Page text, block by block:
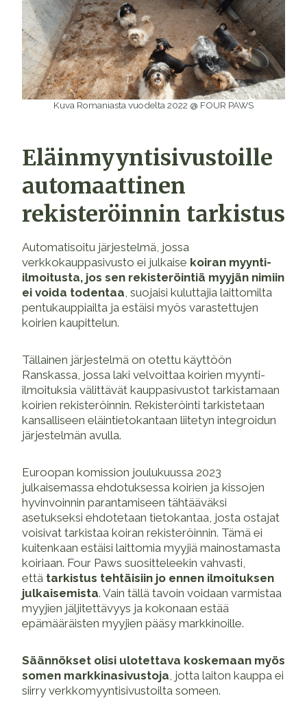
Kuva Romaniasta vuodelta 2022 @ FOUR PAWS
Eläinmyyntisivustoille
automaattinen
rekisteröinnin tarkistus
Automatisoitu järjestelmä, jossa
verkkokauppasivusto ei julkaise koiran myynti-
ilmoitusta, jos sen rekisteröintiä myyjän nimiin
ei voida todentaa, suojaisi kuluttajia laittomilta
pentukauppiailta ja estäisi myös varastettujen
koirien kaupittelun.
Tällainen järjestelmä on otettu käyttöön
Ranskassa, jossa laki velvoittaa koirien myynti-
ilmoituksia välittävät kauppasivustot tarkistamaan
koirien rekisteröinnin. Rekisteröinti tarkistetaan
kansalliseen eläintietokantaan liitetyn integroidun
järjestelmän avulla.
Euroopan komission joulukuussa 2023
julkaisemassa ehdotuksessa koirien ja kissojen
hyvinvoinnin parantamiseen tähtääväksi
asetukseksi ehdotetaan tietokantaa, josta ostajat
voisivat tarkistaa koiran rekisteröinnin. Tämä ei
kuitenkaan estäisi laittomia myyjiä mainostamasta
koiriaan. Four Paws suositteleekin vahvasti,
että tarkistus tehtäisiin jo ennen ilmoituksen
julkaisemista. Vain tällä tavoin voidaan varmistaa
myyjien jäljitettävyys ja kokonaan estää
epämääräisten myyjien pääsy markkinoille.
Säännökset olisi ulotettava koskemaan myös
somen markkinasivustoja, jotta laiton kauppa ei
siirry verkkomyyntisivustoilta someen.